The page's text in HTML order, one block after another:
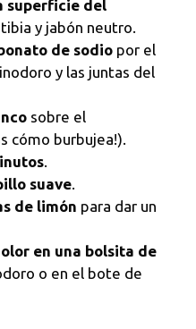
superficie del
y jabón neutro.
de sodio por el
y las juntas del
sobre el
cómo burbujea!).
suave
de limón para dar un
en una bolsita de
o en el bote de